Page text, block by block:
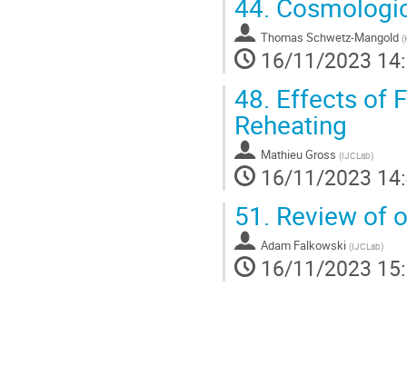
44.
Thomas Schwetz-Mangold (
16/11/2023
48. Effects of
Reheating
Mathieu Gross (IJCLab)
16/11/2023
51. Review of
Adam Falkowski (IJCLab)
16/11/2023